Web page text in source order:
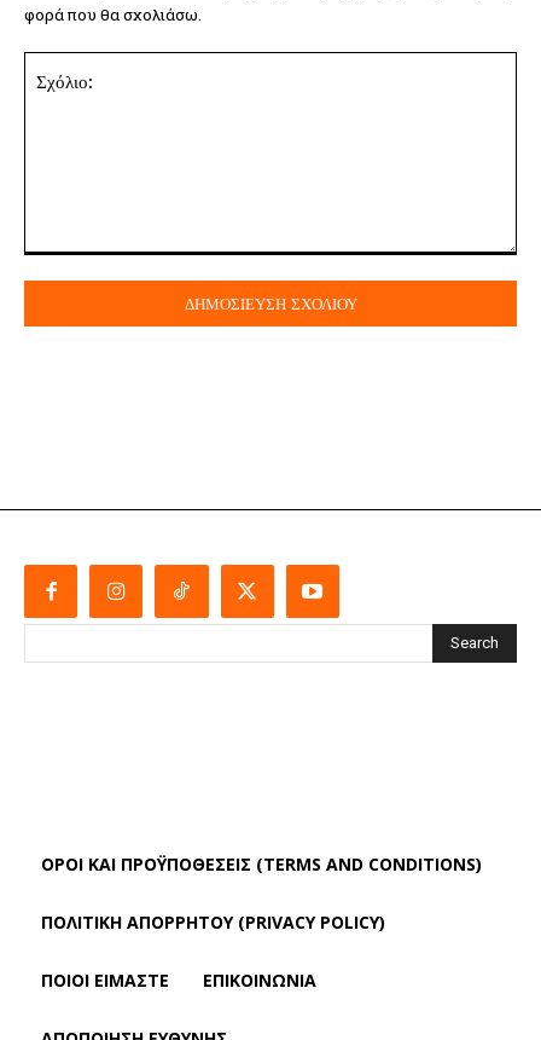
φορά που θα σχολιάσω.
Search
ΌΡΟΙ ΚΑΙ ΠΡΟΫΠΟΘΈΣΕΙΣ (TERMS AND CONDITIONS)
ΠΟΛΙΤΙΚΗ ΑΠΟΡΡΗΤΟΥ (PRIVACY POLICY)
ΠΟΙΟΙ ΕΙΜΑΣΤΕ ΕΠΙΚΟΙΝΩΝΙΑ